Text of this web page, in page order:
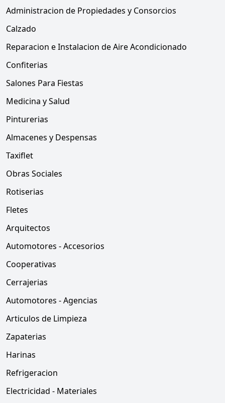
Administracion de Propiedades y Consorcios
Calzado
Reparacion e Instalacion de Aire Acondicionado
Confiterias
Salones Para Fiestas
Medicina y Salud
Pinturerias
Almacenes y Despensas
Taxiflet
Obras Sociales
Rotiserias
Fletes
Arquitectos
Automotores - Accesorios
Cooperativas
Cerrajerias
Automotores - Agencias
Articulos de Limpieza
Zapaterias
Harinas
Refrigeracion
Electricidad - Materiales